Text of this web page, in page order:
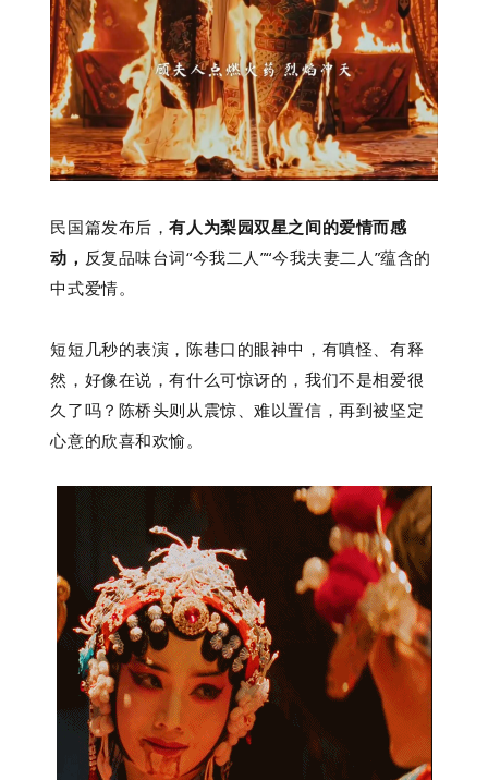
民国篇发布后，有人为梨园双星之间的爱情而感
动， 反复品味台词“今我二人”“今我夫妻二人”蕴含的
中式爱情。
短短几秒的表演，陈巷口的眼神中，有嗔怪、有释
然，好像在说，有什么可惊讶的，我们不是相爱很
久了吗？陈桥头则从震惊、难以置信，再到被坚定
心意的欣喜和欢愉。